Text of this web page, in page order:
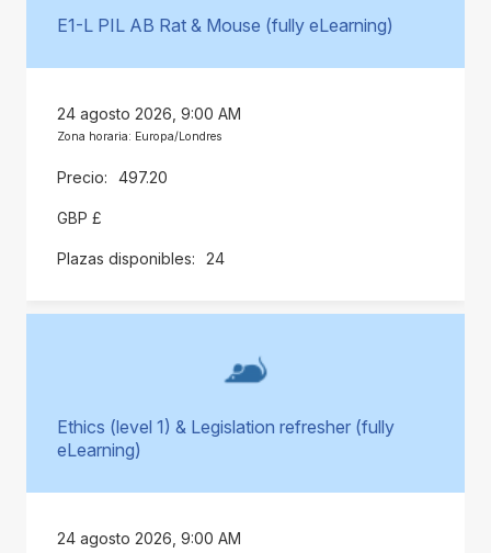
E1-L PIL AB Rat & Mouse (fully eLearning)
24 agosto 2026, 9:00 AM
Zona horaria: Europa/Londres
497.20
GBP £
24
Ethics (level 1) & Legislation refresher (fully
eLearning)
24 agosto 2026, 9:00 AM